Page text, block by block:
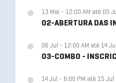
13 Mai - 12:00 AM até 05
02-ABERTURA DAS
06 Jul - 12:00 AM até 14
03-COMBO -
14 Jul - 6:00 PM até 15 Jul